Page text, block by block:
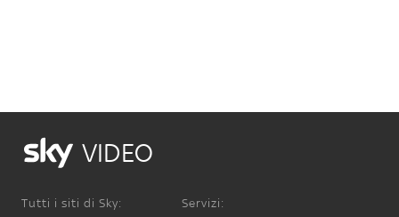
VIDEO
Tutti i siti di Sky: Servizi: